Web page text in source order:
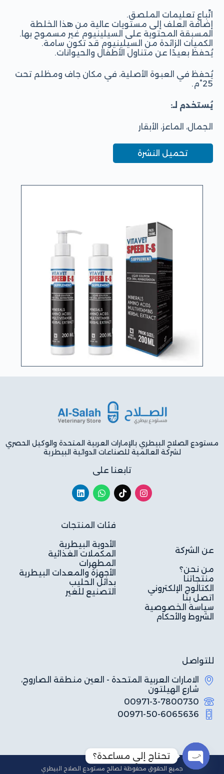
اتّباع تعليمات الملصق.
إضافة العلف إلى مستويات عالية من هذا الخلطة
المسبقة المحتوية على السيلينيوم غير مسموح بها.
الكميات الزائدة من السيلينيوم قد تكون سامة.
يُحفظ بعيدًا عن متناول الأطفال والحيوانات.
يُحفظ في العبوة الأصلية، في مكان جاف ومظلم تحت
25°م.
يُستخدم لـ:
الجمال، الماعز، الأبقار
تحميل النشرة
مستودع الصلاح البيطري بالإمارات العربية المتحدة والوكيل الحصري
لشركة العالمية للصناعات الدوائية البيطرية
تابعنا على
عن الشركة
من نحن؟
منتجاتنا
الكتالوج الإلكتروني
اتصل بنا
سياسة الخصوصية
الشروط والأحكام
فئات المنتجات
الأدوية البيطرية
المكملات الغذائية
المطهرات
الأجهزة والمعدات البيطرية
بدائل الحليب
التصنيع للغير
للتواصل
الامارات العربية المتحدة - العين منطقة الصاروج،
شارع الهيلتون
00971-3-7800730
00971-50-6065636
جميع الحقوق محفوظة لصالح مستودع الصلاح البيطري
تحتاج إلي مساعدة؟